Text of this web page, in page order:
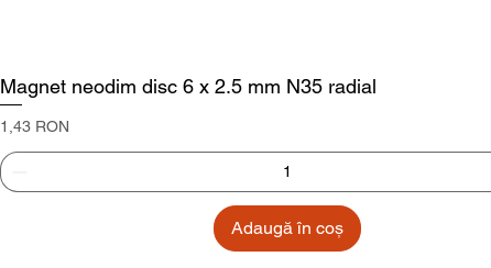
Magnet neodim disc 6 x 2.5 mm N35 radial
Preț
1,43 RON
Adaugă în coș